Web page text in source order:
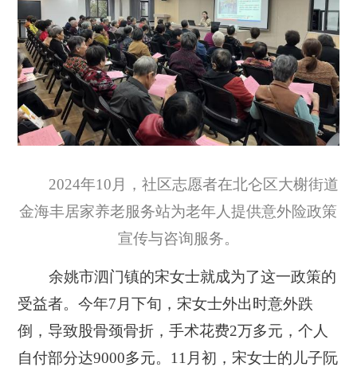
2024年10月，社区志愿者在北仑区大榭街道
金海丰居家养老服务站为老年人提供意外险政策
宣传与咨询服务。
余姚市泗门镇的宋女士就成为了这一政策的
受益者。今年7月下旬，宋女士外出时意外跌
倒，导致股骨颈骨折，手术花费2万多元，个人
自付部分达9000多元。11月初，宋女士的儿子阮